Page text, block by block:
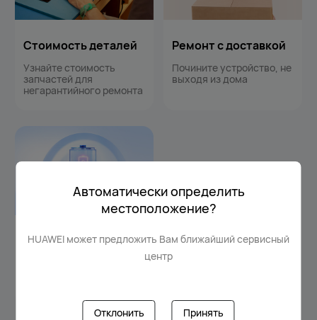
Автоматически определить
местоположение?
HUAWEI может предложить Вам ближайший сервисный
центр
Отклонить Принять
Стоимость деталей
Узнайте стоимость
запчастей для
негарантийного ремонта
Ремонт с доставкой
Почините устройство, не
выходя из дома
Замена батареи